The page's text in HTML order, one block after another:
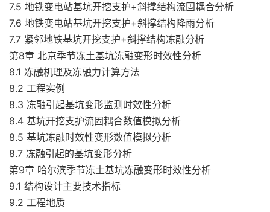
7.5 地铁变电站基坑开挖支护+斜撑结构流固耦合分析
7.6 地铁变电站基坑开挖支护+斜撑结构降雨分析
7.7 紧邻地铁基坑开挖支护+斜撑结构冻融分析
第8章 北京季节冻土基坑冻融变形时效性分析
8.1 冻融机理及冻融力计算方法
8.2 工程实例
8.3 冻融引起基坑变形监测时效性分析
8.4 基坑开挖支护流固耦合数值模拟分析
8.5 基坑冻融时效性变形数值模拟分析
8.7 冻融引起的基坑变形分析
第9章 哈尔滨季节冻土基坑冻融变形时效性分析
9.1 结构设计主要技术指标
9.2 工程地质